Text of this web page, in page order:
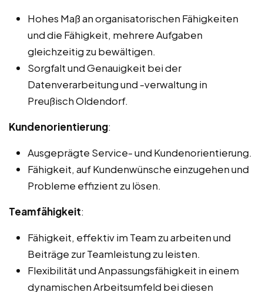
Hohes Maß an organisatorischen Fähigkeiten
und die Fähigkeit, mehrere Aufgaben
gleichzeitig zu bewältigen.
Sorgfalt und Genauigkeit bei der
Datenverarbeitung und -verwaltung in
Preußisch Oldendorf.
Kundenorientierung:
Ausgeprägte Service- und Kundenorientierung.
Fähigkeit, auf Kundenwünsche einzugehen und
Probleme effizient zu lösen.
Teamfähigkeit:
Fähigkeit, effektiv im Team zu arbeiten und
Beiträge zur Teamleistung zu leisten.
Flexibilität und Anpassungsfähigkeit in einem
dynamischen Arbeitsumfeld bei diesen